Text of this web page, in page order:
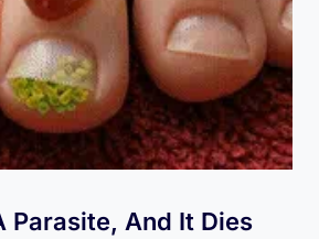
Parasite, And It Dies